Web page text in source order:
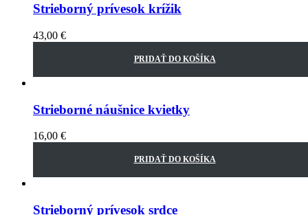
Strieborný prívesok krížik
43,00 €
PRIDAŤ DO KOŠÍKA
Strieborné náušnice kvietky
16,00 €
PRIDAŤ DO KOŠÍKA
Strieborný prívesok srdce